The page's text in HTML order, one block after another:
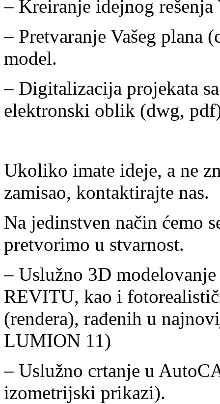
– Kreiranje idejnog rešenja
– Pretvaranje Vašeg plana
model.
– Digitalizacija projekata
elektronski oblik (dwg,
Ukoliko imate ideje, a ne
zamisao, kontaktirajte nas.
Na jedinstven način ćemo
pretvorimo u stvarnost.
– Uslužno 3D
REVITU, kao i
(rendera), rađenih u
LUMION 11)
– Uslužno crtanje u
izometrijski prikazi).